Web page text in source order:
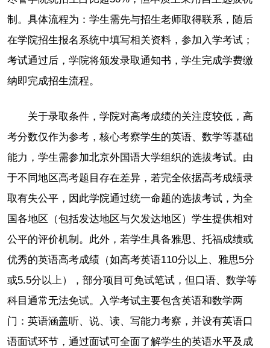
制。具体流程为：学生需先与招生老师取得联系，随后
在学院招生报名系统中填写相关资料，参加入学考试；
考试通过后，学院将颁发录取通知书，学生完成学费缴
纳即完成招生流程。
关于录取条件，学院对高考成绩的关注度较低，高
考分数仅作为参考，核心考察学生的英语、数学等基础
能力，学生需参加北京外国语大学组织的选拔考试。由
于不同地区高考题目存在差异，若完全依据高考成绩录
取有失公平，因此学院通过统一命题的选拔考试，为全
国各地区（包括发达地区与欠发达地区）学生提供相对
公平的评价机制。此外，若学生具备雅思、托福成绩或
优秀的英语高考成绩（如高考英语110分以上、雅思5分
或5.5分以上），部分项目可免试笔试，但口语、数学等
科目通常无法免试。入学考试主要包含英语和数学两
门：英语涵盖听、说、读、写能力考察，并设有英语口
语面试环节，通过面试可全面了解学生的英语水平及成